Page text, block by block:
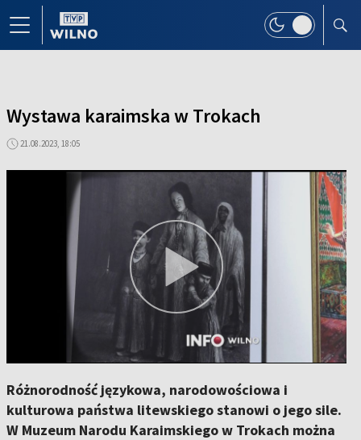
Wystawa karaimska w Trokach
21.08.2023, 18:05
Różnorodność językowa, narodowościowa i
kulturowa państwa litewskiego stanowi o jego sile.
W Muzeum Narodu Karaimskiego w Trokach można